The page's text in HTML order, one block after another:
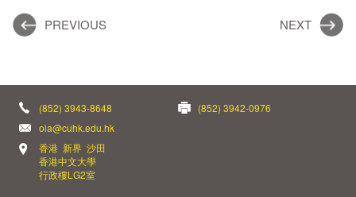
PREVIOUS NEXT
(852) 3943-8648
(852) 3942-0976
oia@cuhk.edu.hk
香港 新界 沙田
香港中文大學
行政樓LG2室